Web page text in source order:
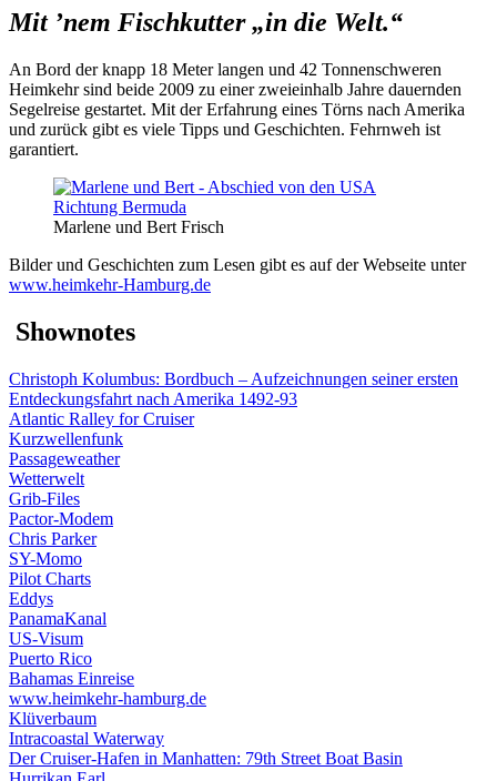
Mit ’nem Fischkutter „in die Welt.“
An Bord der knapp 18 Meter langen und 42 Tonnenschweren
Heimkehr sind beide 2009 zu einer zweieinhalb Jahre dauernden
Segelreise gestartet. Mit der Erfahrung eines Törns nach Amerika
und zurück gibt es viele Tipps und Geschichten. Fehrnweh ist
garantiert.
Marlene und Bert Frisch
Bilder und Geschichten zum Lesen gibt es auf der Webseite unter
www.heimkehr-Hamburg.de
Shownotes
Christoph Kolumbus: Bordbuch – Aufzeichnungen seiner ersten
Entdeckungsfahrt nach Amerika 1492-93
Atlantic Ralley for Cruiser
Kurzwellenfunk
Passageweather
Wetterwelt
Grib-Files
Pactor-Modem
Chris Parker
SY-Momo
Pilot Charts
Eddys
PanamaKanal
US-Visum
Puerto Rico
Bahamas Einreise
www.heimkehr-hamburg.de
Klüverbaum
Intracoastal Waterway
Der Cruiser-Hafen in Manhatten: 79th Street Boat Basin